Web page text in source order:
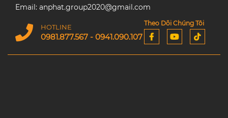
Email: anphat.group2020@gmail.com
HOTLINE
0981.877.567 - 0941.090.107
Theo Dõi Chúng Tôi